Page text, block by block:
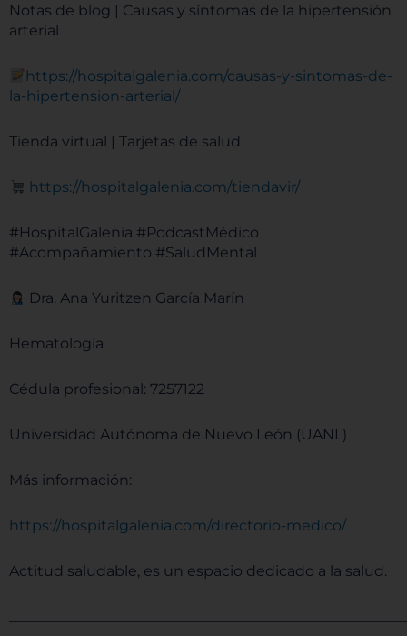
Notas de blog | Causas y síntomas de la hipertensión
arterial
https://hospitalgalenia.com/causas-y-sintomas-de-
la-hipertension-arterial/
Tienda virtual | Tarjetas de salud
⁠⁠⁠⁠⁠⁠⁠⁠⁠https://hospitalgalenia.com/tiendavir/⁠⁠⁠⁠⁠⁠⁠⁠⁠
#HospitalGalenia #PodcastMédico
#Acompañamiento #SaludMental
Dra. Ana Yuritzen García Marín
Hematología
Cédula profesional: 7257122
Universidad Autónoma de Nuevo León (UANL)
Más información:
⁠⁠⁠⁠⁠⁠⁠⁠⁠https://hospitalgalenia.com/directorio-medico/⁠⁠⁠⁠⁠⁠⁠⁠⁠
Actitud saludable, es un espacio dedicado a la salud.